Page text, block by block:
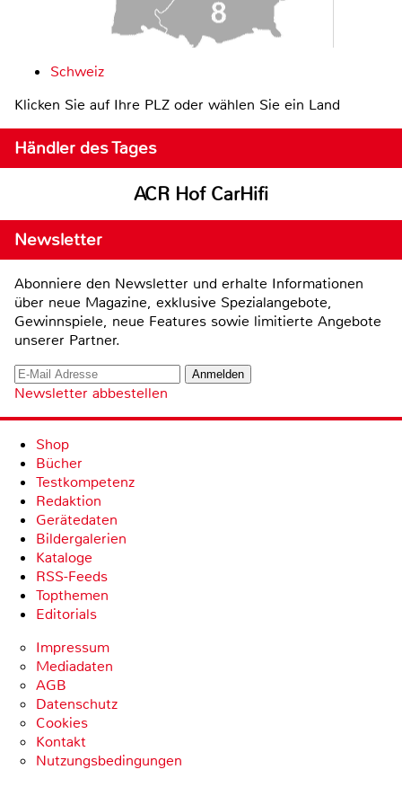
Schweiz
Klicken Sie auf Ihre PLZ oder wählen Sie ein Land
Händler des Tages
ACR Hof CarHifi
Newsletter
Abonniere den Newsletter und erhalte Informationen
über neue Magazine, exklusive Spezialangebote,
Gewinnspiele, neue Features sowie limitierte Angebote
unserer Partner.
Newsletter abbestellen
Shop
Bücher
Testkompetenz
Redaktion
Gerätedaten
Bildergalerien
Kataloge
RSS-Feeds
Topthemen
Editorials
Impressum
Mediadaten
AGB
Datenschutz
Cookies
Kontakt
Nutzungsbedingungen